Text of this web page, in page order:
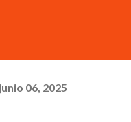
junio 06, 2025